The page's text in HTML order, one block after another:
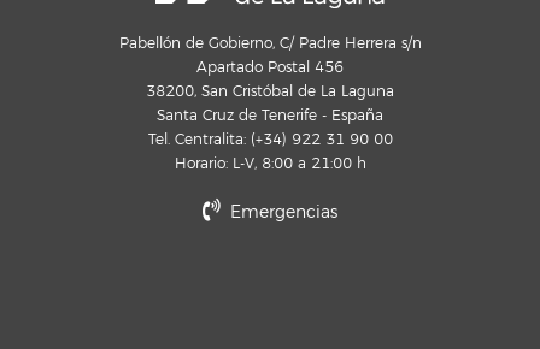
Pabellón de Gobierno, C/ Padre Herrera s/n
Apartado Postal 456
38200, San Cristóbal de La Laguna
Santa Cruz de Tenerife - España
Tel. Centralita: (+34) 922 31 90 00
Horario: L-V, 8:00 a 21:00 h
Emergencias